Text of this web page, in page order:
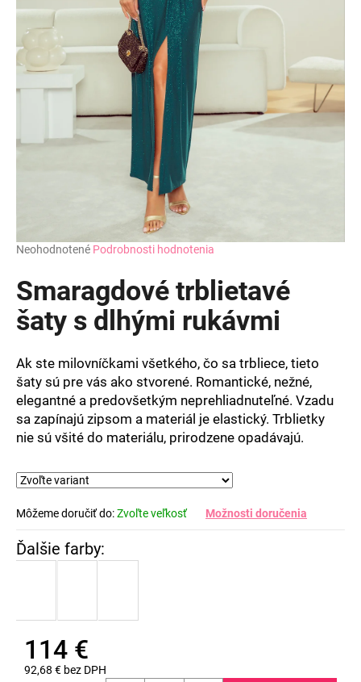
Priemerné
produktu
je
0,0
z
hviezdičiek.
Neohodnotené Podrobnosti hodnotenia
Smaragdové trblietavé
šaty s dlhými rukávmi
Ak ste milovníčkami všetkého, čo sa trbliece, tieto
šaty sú pre vás ako stvorené. Romantické, nežné,
elegantné a predovšetkým neprehliadnuteľné. Vzadu
sa zapínajú zipsom a materiál je elastický. Trblietky
nie sú všité do materiálu, prirodzene opadávajú.
Môžeme doručiť do:Zvoľte veľkosť Možnosti doručenia
114 €
92,68 € bez DPH